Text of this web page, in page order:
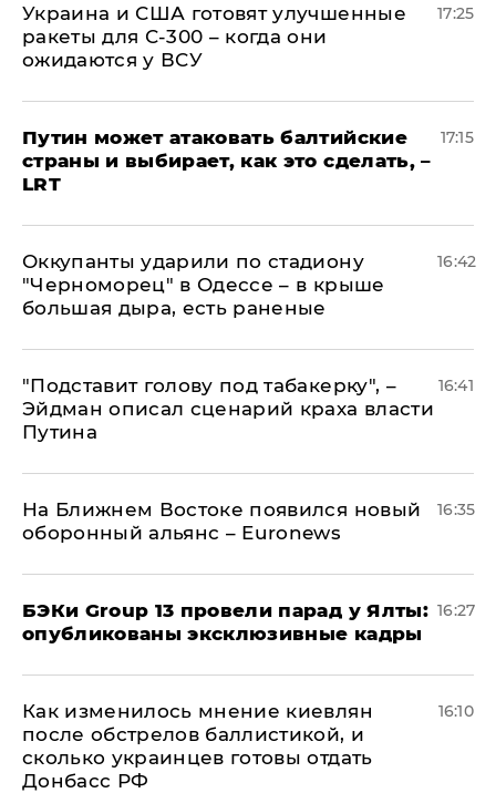
Украина и США готовят улучшенные
ракеты для С-300 – когда они
ожидаются у ВСУ
17:25
Путин может атаковать балтийские
страны и выбирает, как это сделать, –
LRT
17:15
Оккупанты ударили по стадиону
"Черноморец" в Одессе – в крыше
большая дыра, есть раненые
16:42
​"Подставит голову под табакерку", –
Эйдман описал сценарий краха власти
Путина
16:41
На Ближнем Востоке появился новый
оборонный альянс – Euronews
16:35
​БЭКи Group 13 провели парад у Ялты:
опубликованы эксклюзивные кадры
16:27
Как изменилось мнение киевлян
после обстрелов баллистикой, и
сколько украинцев готовы отдать
Донбасс РФ
16:10